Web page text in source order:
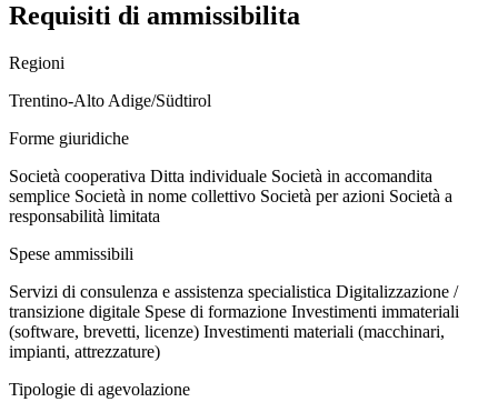
Requisiti di ammissibilita
Regioni
Trentino-Alto Adige/Südtirol
Forme giuridiche
Società cooperativa Ditta individuale Società in accomandita
semplice Società in nome collettivo Società per azioni Società a
responsabilità limitata
Spese ammissibili
Servizi di consulenza e assistenza specialistica Digitalizzazione /
transizione digitale Spese di formazione Investimenti immateriali
(software, brevetti, licenze) Investimenti materiali (macchinari,
impianti, attrezzature)
Tipologie di agevolazione